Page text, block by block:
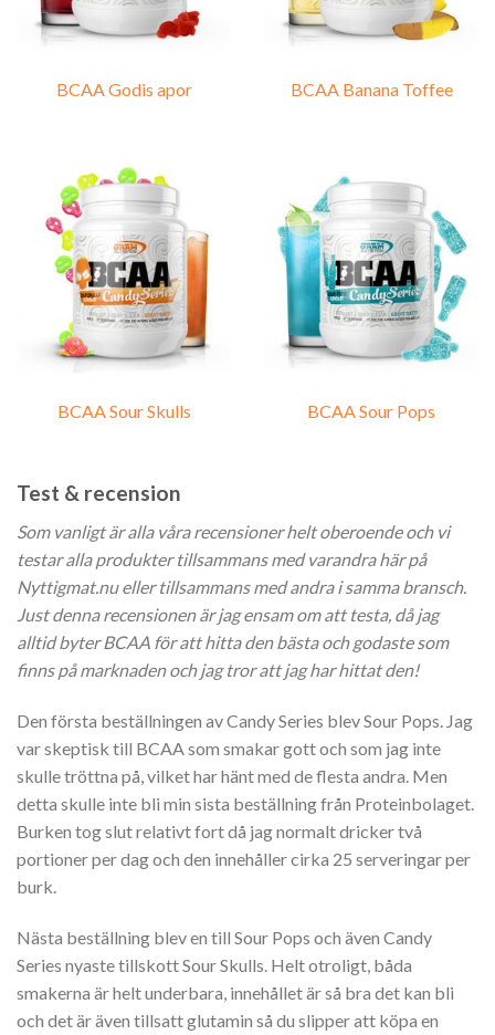
BCAA Godis apor BCAA Banana Toffee
BCAA Sour Skulls BCAA Sour Pops
Test & recension
Som vanligt är alla våra recensioner helt oberoende och vi
testar alla produkter tillsammans med varandra här på
Nyttigmat.nu eller tillsammans med andra i samma bransch.
Just denna recensionen är jag ensam om att testa, då jag
alltid byter BCAA för att hitta den bästa och godaste som
finns på marknaden och jag tror att jag har hittat den!
Den första beställningen av Candy Series blev Sour Pops. Jag
var skeptisk till BCAA som smakar gott och som jag inte
skulle tröttna på, vilket har hänt med de flesta andra. Men
detta skulle inte bli min sista beställning från Proteinbolaget.
Burken tog slut relativt fort då jag normalt dricker två
portioner per dag och den innehåller cirka 25 serveringar per
burk.
Nästa beställning blev en till Sour Pops och även Candy
Series nyaste tillskott Sour Skulls. Helt otroligt, båda
smakerna är helt underbara, innehållet är så bra det kan bli
och det är även tillsatt glutamin så du slipper att köpa en